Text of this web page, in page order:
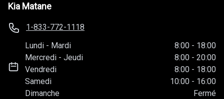
Kia Matane
1-833-772-1118
Lundi - Mardi 8:00 - 18:00
Mercredi -Jeudi 8:00 - 20:00
Vendredi
8:00 - 18:00
Samedi
10:00 - 16:00
Dimanche
Fermé